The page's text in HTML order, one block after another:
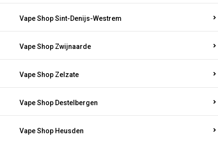
Vape Shop Sint-Denijs-Westrem
Vape Shop Zwijnaarde
Vape Shop Zelzate
Vape Shop Destelbergen
Vape Shop Heusden